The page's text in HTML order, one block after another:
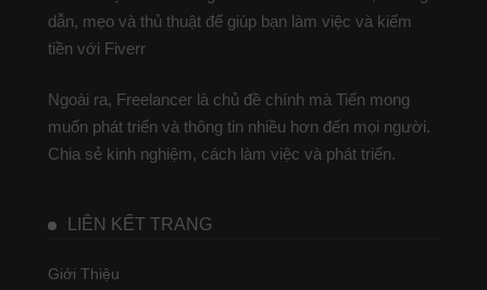
dẫn, mẹo và thủ thuật để giúp bạn làm việc và kiếm
tiền với Fiverr
Ngoài ra, Freelancer là chủ đề chính mà Tiến mong
muốn phát triển và thông tin nhiều hơn đến mọi người.
Chia sẻ kinh nghiệm, cách làm việc và phát triển.
LIÊN KẾT TRANG
Giới Thiệu